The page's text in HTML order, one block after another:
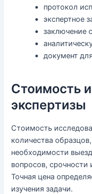
протокол
экспертное
заключение
документ
Стоимость
экспертизы
Стоимость
количества
необходимости
вопросов, срочности
Точная цена
изучения задачи.